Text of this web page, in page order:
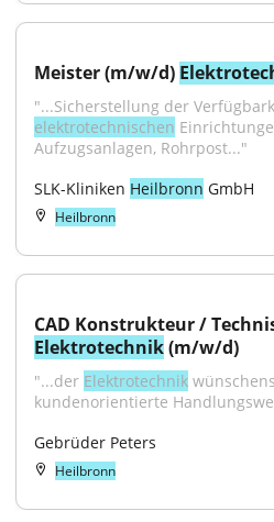
Meister (m/w/d)
elektrotechnischen
Aufzugsanlagen, Rohrpost..."
SLK-Kliniken Heilbronn GmbH
Heilbronn
Elektrotechnik (m/w/d)
"...der Elektrotechnik
kundenorientierte
Gebrüder Peters
Heilbronn